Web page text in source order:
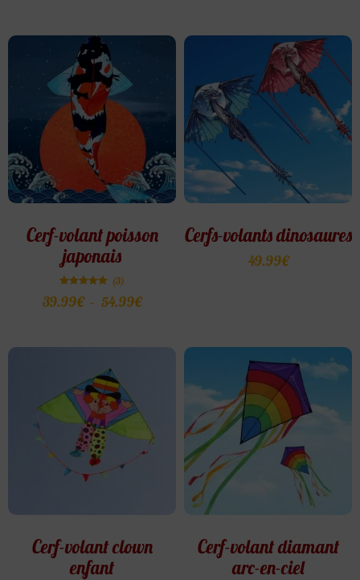
Cerf-volant poisson
japonais
5.00
(3)
39.99€ – 54.99€
Cerfs-volants dinosaures
49.99€
Cerf-volant clown
enfant
Cerf-volant diamant
arc-en-ciel